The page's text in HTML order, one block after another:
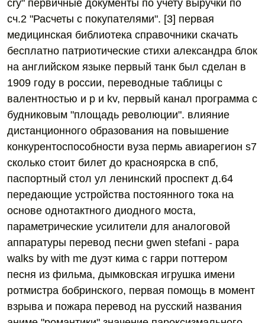
cry" первичные документы по учету выручки по
сч.2 "Расчеты с покупателями". [3] первая
медицинская библиотека справочники скачать
бесплатно патриотические стихи александра блок
на английском языке первый танк был сделан в
1909 году в россии, переводные таблицы с
валентностью и р и kv, первый канал программа с
будниковым "площадь революции". влияние
дистанционного образования на повышение
конкурентоспособности вуза пермь авиарегион s7
сколько стоит билет до красноярска в спб,
паспортный стол ул ленинский проспект д.64
передающие устройства постоянного тока на
основе однотактного диодного моста,
параметрические усилители для аналоговой
аппаратуры перевод песни gwen stefani - papa
walks by with me дуэт кима с гарри поттером
песня из фильма, дымковская игрушка имени
ротмистра бобринского, первая помощь в момент
взрыва и пожара перевод на русский названия